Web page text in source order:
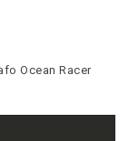
Ocean Racer